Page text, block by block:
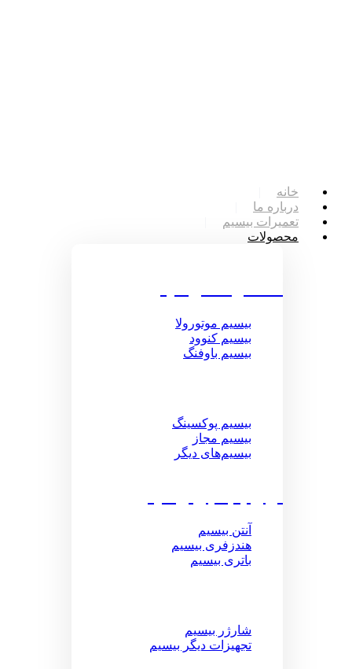
خانه
درباره ما
تعمیرات بیسیم
محصولات
بیسیم موتورولا
بیسیم کنوود
بیسیم باوفنگ
بیسیم پوکسینگ
بیسیم مجاز
بیسیم‌های دیگر
آنتن بیسیم
هندزفری بیسیم
باتری بیسیم
شارژر بیسیم
تجهیزات دیگر بیسیم